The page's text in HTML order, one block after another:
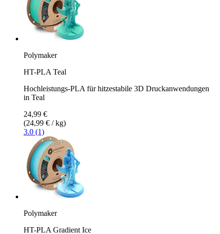
Polymaker
HT-PLA Teal
Hochleistungs-PLA für hitzestabile 3D Druckanwendungen
in Teal
24,99 €
(24,99 € / kg)
3.0 (1)
Polymaker
HT-PLA Gradient Ice